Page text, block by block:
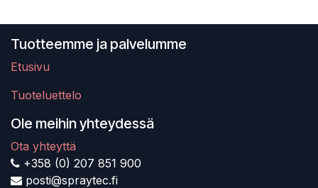
Tuotteemme ja palvelumme
Etusivu
Tuoteluettelo
Ole meihin yhteydessä
Ota yhteyttä
+358 (0) 207 851 900
posti@spraytec.fi